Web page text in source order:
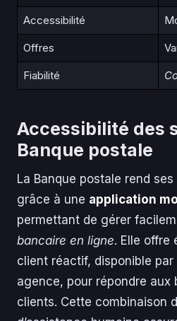
Accessibilité
Offres
Fiabilité
Accessibilité des
Banque postale
La Banque postale rend
grâce à une application
permettant de gérer
bancaire en ligne. Elle offre
client réactif, disponible
agence, pour répondre aux
clients. Cette combinaison